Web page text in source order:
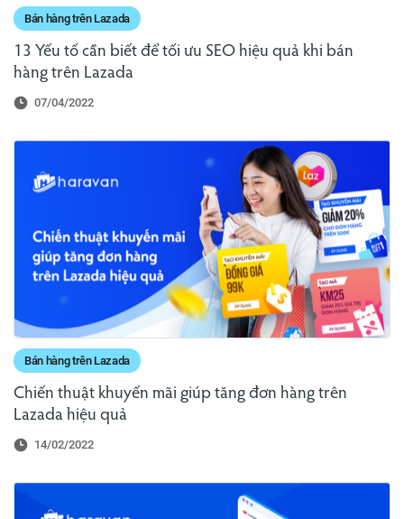
Bán hàng trên Lazada
13 Yếu tố cần biết để tối ưu SEO hiệu quả khi bán
hàng trên Lazada
07/04/2022
Bán hàng trên Lazada
Chiến thuật khuyến mãi giúp tăng đơn hàng trên
Lazada hiệu quả
14/02/2022